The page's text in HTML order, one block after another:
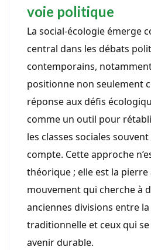
voie politique
La social-écologie émerge
central dans les débats
contemporains,
positionne non seulement
réponse aux défis
comme un outil pour
les classes sociales
compte. Cette approche
théorique ; elle est la pierre
mouvement qui cherche à
anciennes divisions entre
traditionnelle et ceux qui
avenir durable.